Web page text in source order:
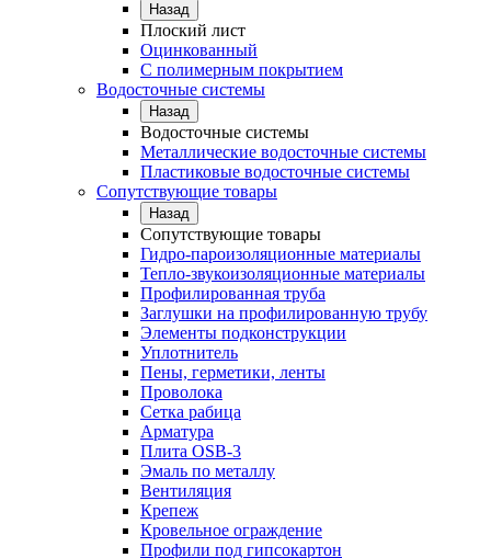
Назад
Плоский лист
Оцинкованный
С полимерным покрытием
Водосточные системы
Назад
Водосточные системы
Металлические водосточные системы
Пластиковые водосточные системы
Сопутствующие товары
Назад
Сопутствующие товары
Гидро-пароизоляционные материалы
Тепло-звукоизоляционные материалы
Профилированная труба
Заглушки на профилированную трубу
Элементы подконструкции
Уплотнитель
Пены, герметики, ленты
Проволока
Сетка рабица
Арматура
Плита OSB-3
Эмаль по металлу
Вентиляция
Крепеж
Кровельное ограждение
Профили под гипсокартон